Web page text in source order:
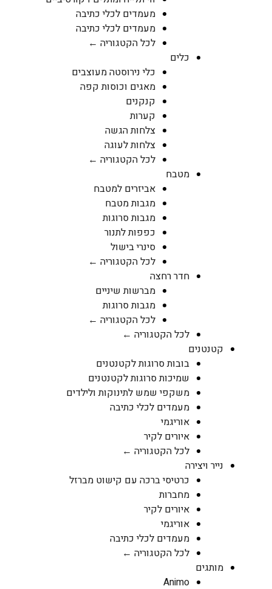
מעמדים לכלי כתיבה
מעמדים לכלי כתיבה
לכל הקטגוריה ←
כלים
כלי נירוסטה מעוצבים
מאגים וכוסות קפה
קנקנים
קערות
צלחות הגשה
צלחות לעוגה
לכל הקטגוריה ←
מטבח
אביזרים למטבח
מגבות מטבח
מגבות סרוגות
כפפות לתנור
סינרי בישול
לכל הקטגוריה ←
חדר רחצה
מברשות שיניים
מגבות סרוגות
לכל הקטגוריה ←
לכל הקטגוריה ←
קטנטנים
בובות סרוגות לקטנטנים
שמיכות סרוגות לקטנטנים
משקפי שמש לתינוקות ולילדים
מעמדים לכלי כתיבה
אוריגמי
איורים לקיר
לכל הקטגוריה ←
נייר ויצירה
כרטיסי ברכה עם קישוט מברזל
מחברות
איורים לקיר
אוריגמי
מעמדים לכלי כתיבה
לכל הקטגוריה ←
מותגים
Animo